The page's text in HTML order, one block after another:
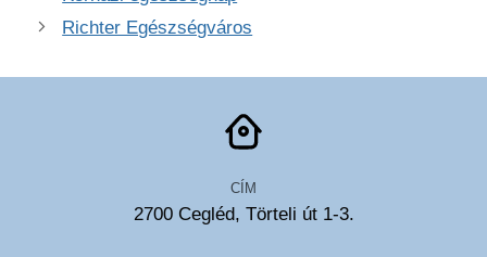
Richter Egészségváros
CÍM
2700 Cegléd, Törteli út 1-3.